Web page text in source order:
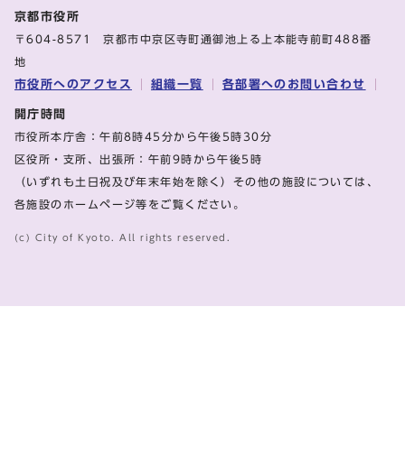
京都市役所
〒604-8571 京都市中京区寺町通御池上る上本能寺前町488番
地
市役所へのアクセス 組織一覧 各部署へのお問い合わせ
開庁時間
市役所本庁舎：午前8時45分から午後5時30分
区役所・支所、出張所：午前9時から午後5時
（いずれも土日祝及び年末年始を除く）その他の施設については、
各施設のホームページ等をご覧ください。
(c) City of Kyoto. All rights reserved.